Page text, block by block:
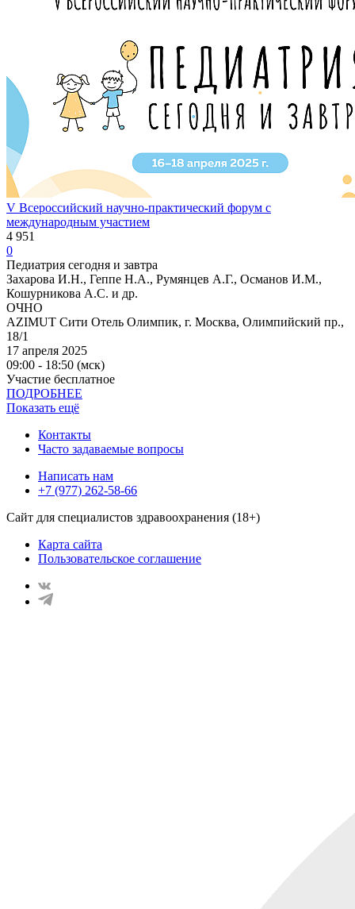
V Всероссийский научно-практический форум с
международным участием
4 951
0
Педиатрия сегодня и завтра
Захарова И.Н., Геппе Н.А., Румянцев А.Г., Османов И.М.,
Кошурникова А.С. и др.
ОЧНО
AZIMUT Сити Отель Олимпик, г. Москва, Олимпийский пр.,
18/1
17 апреля 2025
09:00 - 18:50 (мск)
Участие бесплатное
ПОДРОБНЕЕ
Показать ещё
Контакты
Часто задаваемые вопросы
Написать нам
+7 (977) 262-58-66
Сайт для специалистов здравоохранения (18+)
Карта сайта
Пользовательское соглашение